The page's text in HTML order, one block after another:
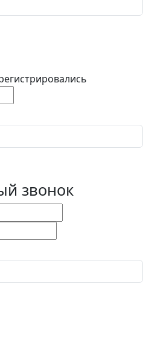
звонок